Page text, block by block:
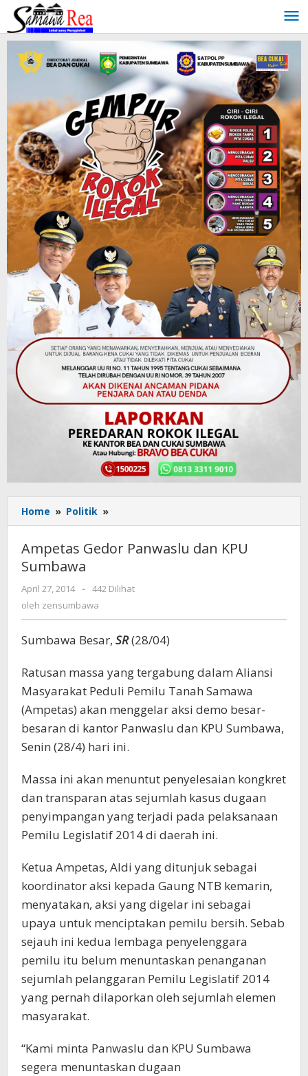
Lewati
konten
Home » Politik »
Gedor
dan
Sumbawa
Ampetas Gedor Panwaslu dan KPU
Sumbawa
April 27, 2014
oleh
zensumbawa
-
442 Dilihat
oleh zensumbawa
Sumbawa Besar, SR(28/04)
Ratusan massa yang tergabung dalam Aliansi
Masyarakat Peduli Pemilu Tanah Samawa
(Ampetas) akan menggelar aksi demo besar-
besaran di kantor Panwaslu dan KPU Sumbawa,
Senin (28/4) hari ini.
Massa ini akan menuntut penyelesaian kongkret
dan transparan atas sejumlah kasus dugaan
penyimpangan yang terjadi pada pelaksanaan
Pemilu Legislatif 2014 di daerah ini.
Ketua Ampetas, Aldi yang ditunjuk sebagai
koordinator aksi kepada Gaung NTB kemarin,
menyatakan, aksi yang digelar ini sebagai
upaya untuk menciptakan pemilu bersih. Sebab
sejauh ini kedua lembaga penyelenggara
pemilu itu belum menuntaskan penanganan
sejumlah pelanggaran Pemilu Legislatif 2014
yang pernah dilaporkan oleh sejumlah elemen
masyarakat.
“Kami minta Panwaslu dan KPU Sumbawa
segera menuntaskan dugaan